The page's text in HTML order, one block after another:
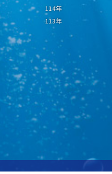
114年
113年